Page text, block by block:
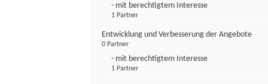
- mit berechtigtem Interesse
1 Partner
Entwicklung und Verbesserung der Angebote
0 Partner
- mit berechtigtem Interesse
1 Partner